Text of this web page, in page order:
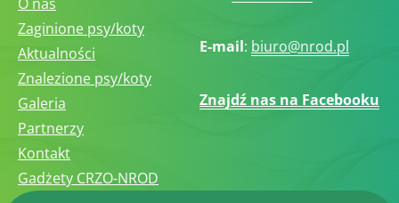
O nas
Zaginione psy/koty
Aktualności
Znalezione psy/koty
Galeria
Partnerzy
Kontakt
Gadżety CRZO-NROD
E-mail: biuro@nrod.pl
Znajdź nas na Facebooku